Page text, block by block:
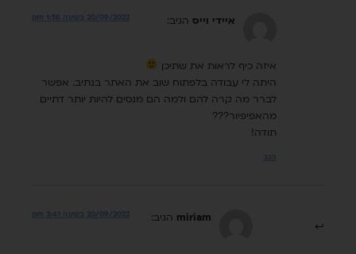
איידי וייס הגיב: 20/09/2022 בשעה 1:58 pm
איזה כיף לראות את שתיכן
היתה לי עבודה בלפתוח שוב את האתר בנתיב. אפשר
לברר מה קרה להם ולמה הם מנסים להיות יותר דתיים
מהאפיפיור???
תודה!
הגב
miriam הגיב: 20/09/2022 בשעה 3:41 pm